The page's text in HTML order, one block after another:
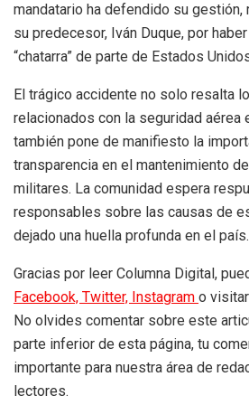
mandatario ha defendido su
su predecesor, Iván Duque, por
“chatarra” de parte de Estados
El trágico accidente no solo resalta
relacionados con la seguridad aérea
también pone de manifiesto la
transparencia en el mantenimiento
militares. La comunidad espera
responsables sobre las causas de
dejado una huella profunda en el país.
Gracias por leer Columna Digital,
Facebook, Twitter, Instagram o
No olvides comentar sobre este
parte inferior de esta página, tu
importante para nuestra área de
lectores.